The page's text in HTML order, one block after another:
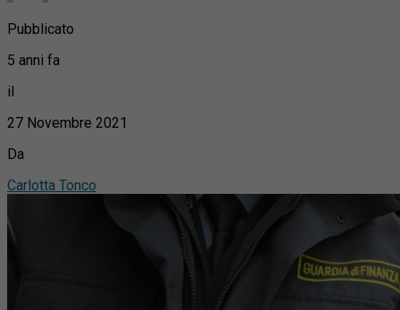
Pubblicato
5 anni fa
il
27 Novembre 2021
Da
Carlotta Tonco